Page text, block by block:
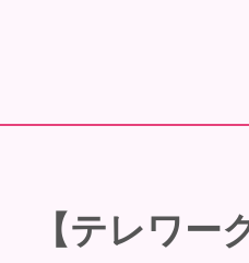
【テレワー